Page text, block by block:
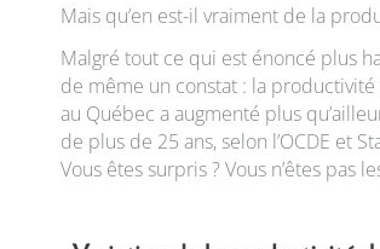
Mais qu’en est-il vraiment de la
Malgré tout ce qui est énoncé plus
de même un constat : la
au Québec a augmenté plus
de plus de 25 ans, selon l’OCDE et
Vous êtes surpris ? Vous n’êtes pas